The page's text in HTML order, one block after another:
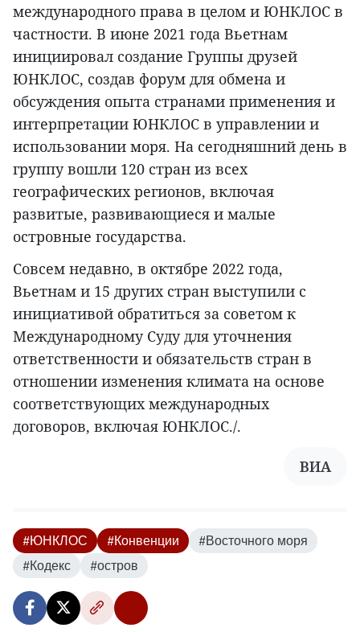
международного права в целом и ЮНКЛОС в
частности. В июне 2021 года Вьетнам
инициировал создание Группы друзей
ЮНКЛОС, создав форум для обмена и
обсуждения опыта странами применения и
интерпретации ЮНКЛОС в управлении и
использовании моря. На сегодняшний день в
группу вошли 120 стран из всех
географических регионов, включая
развитые, развивающиеся и малые
островные государства.
Совсем недавно, в октябре 2022 года,
Вьетнам и 15 других стран выступили с
инициативой обратиться за советом к
Международному Суду для уточнения
ответственности и обязательств стран в
отношении изменения климата на основе
соответствующих международных
договоров, включая ЮНКЛОС./.
ВИА
#ЮНКЛОС #Конвенции
#Восточного моря
#Кодекс
#остров